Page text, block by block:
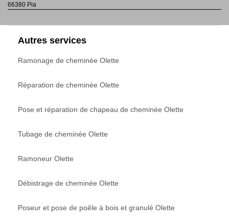
66380 Pia
Autres services
Ramonage de cheminée Olette
Réparation de cheminée Olette
Pose et réparation de chapeau de cheminée Olette
Tubage de cheminée Olette
Ramoneur Olette
Débistrage de cheminée Olette
Poseur et pose de poêle à bois et granulé Olette